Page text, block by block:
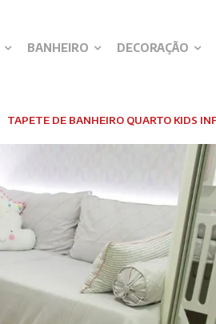
BANHEIRO DECORAÇÃO
TAPETE DE BANHEIRO QUARTO KIDS